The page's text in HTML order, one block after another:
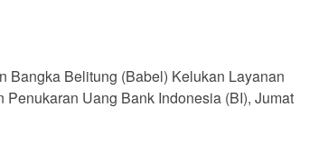
Bangka Belitung (Babel) Kelukan Layanan
Uang Bank Indonesia (BI), Jumat